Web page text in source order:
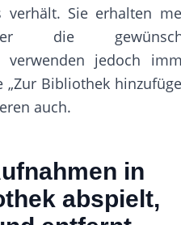
verhält. Sie erhalten
die
verwenden jedoch
„Zur Bibliothek
auch.
in
abspielt,